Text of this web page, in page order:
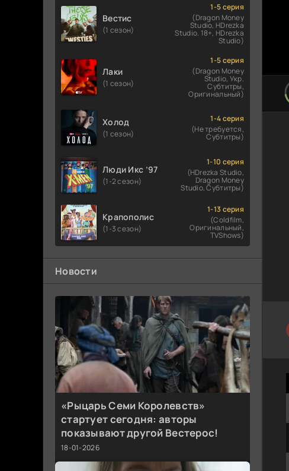
Вестис
(1 сезон)
1-5 серия
(Dragon Money
Studio, HDrezka
Studio. 18+, HDrezka
Studio)
Лаки
(1 сезон)
1-5 серия
(Dragon Money
Studio, Укр.
Субтитры,
Оригинальный)
Холод
(1 сезон)
1-4 серия
(Не требуется,
Субтитры)
Люди Икс ’97
(1-2 сезон)
1-10 серия
(HDrezka Studio,
Dragon Money
Studio, Субтитры)
Крапополис
(1-3 сезон)
1-13 серия
(Coldfilm,
Оригинальный,
TVShows)
Новости
«Рыцарь Семи Королевств»
стартует сегодня: авторы
показывают другой Вестерос!
18-01-2026